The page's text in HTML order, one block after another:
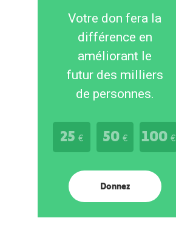
Votre don fera la
différence en
améliorant le
futur des milliers
de personnes.
25 € 50 € 100€
Donnez